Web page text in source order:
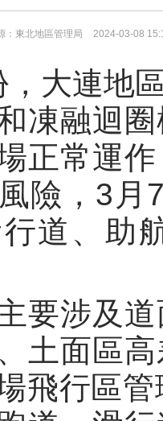
：東北地區管理局 2024-03-08
連地區
凍融迴
正常運
險，3月
道、助
涉及道
土面區
飛行區